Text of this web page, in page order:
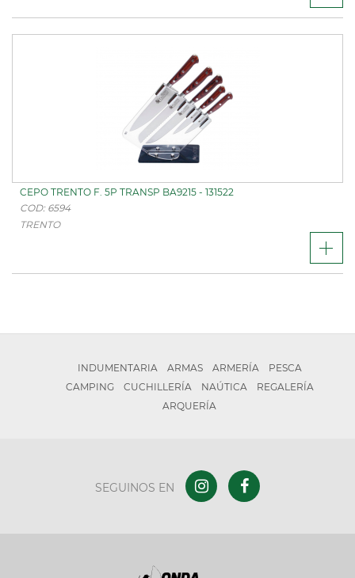
CEPO TRENTO F. 5P TRANSP BA9215 - 131522
COD: 6594
TRENTO
INDUMENTARIA ARMAS ARMERÍA
PESCA
CAMPING
CUCHILLERÍA NAÚTICA
REGALERÍA
ARQUERÍA
SEGUINOS EN